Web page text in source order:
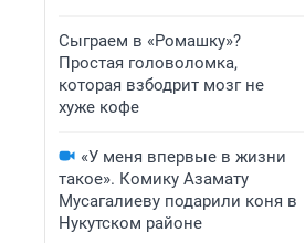
Сыграем в «Ромашку»?
Простая головоломка,
которая взбодрит мозг не
хуже кофе
«У меня впервые в жизни
такое». Комику Азамату
Мусагалиеву подарили коня в
Нукутском районе